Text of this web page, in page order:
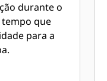
durante o
que
para a